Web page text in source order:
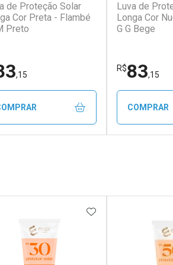
de Proteção Solar
Cor Preta - Flambé
Preto
,15
Luva de
Longa Cor
G G Bege
R$83,15
COMPRAR
AOS FAVORITOSADICIONAR AOS